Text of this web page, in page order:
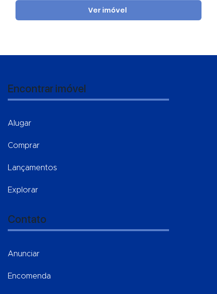
Ver imóvel
Encontrar imóvel
Alugar
Comprar
Lançamentos
Explorar
Contato
Anunciar
Encomenda